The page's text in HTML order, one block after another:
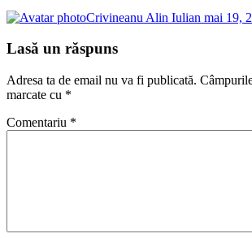
Crivineanu Alin Iulian mai 19,
Lasă un răspuns
Adresa ta de email nu va fi publicată.
marcate cu *
Comentariu *